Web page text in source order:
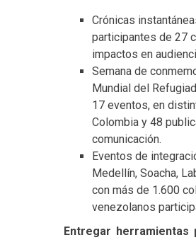
Crónicas
participantes de 27
impactos en
Semana de
Mundial del
17 eventos, en
Colombia y 48
comunicación.
Eventos de
Medellín, Soacha,
con más de 1.600
venezolanos
Entregar herramientas